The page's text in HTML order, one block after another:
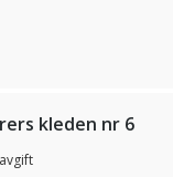
kleden nr 6